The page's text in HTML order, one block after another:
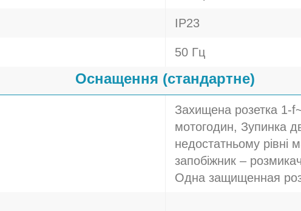
IP23
50 Гц
Оснащення (стандартне)
Захищена розетка 1-
мотогодин, Зупинка
недостатньому рівні
запобіжник –
Одна защищенная